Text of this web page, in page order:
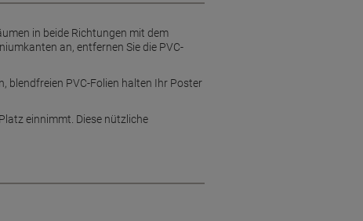
in beide Richtungen mit dem
an, entfernen Sie die PVC-
blendfreien PVC-Folien halten Ihr Poster
einnimmt. Diese nützliche